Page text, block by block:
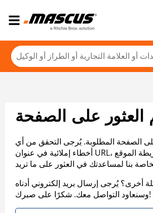
العثور على الصفحة
الصفحة المطلوبة. يُرجى التحقق من أي
أخطاء إملائية في عنوان URL، أو عرض خريطة الموقع
أخرى؟ يُرجى إرسال بريد إلكتروني أدناه
وسنعاود التواصل معك. شكرًا على صبرك!